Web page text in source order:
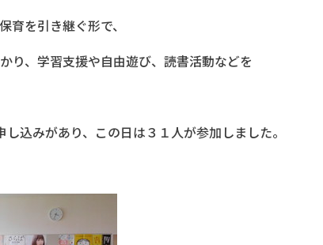
育を引き継ぐ形で、
り、学習支援や自由遊び、読書活動などを
込みがあり、この日は３１人が参加しました。